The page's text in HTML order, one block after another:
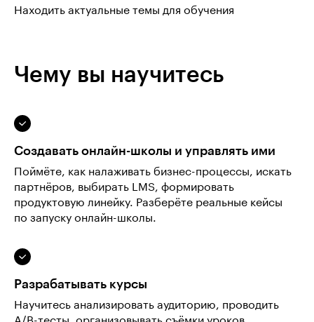
Находить актуальные темы для обучения
Чему вы научитесь
Создавать онлайн-школы и управлять ими
Поймёте, как налаживать бизнес-процессы, искать
партнёров, выбирать LMS, формировать
продуктовую линейку. Разберёте реальные кейсы
по запуску онлайн-школы.
Разрабатывать курсы
Научитесь анализировать аудиторию, проводить